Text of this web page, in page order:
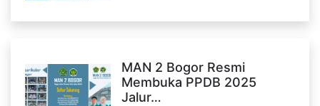
MAN 2 Bogor Resmi
Membuka PPDB 2025
Jalur…